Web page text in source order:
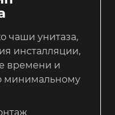
чаши унитаза,
инсталляции,
времени и
минимальному